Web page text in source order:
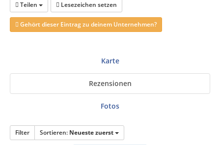
Teilen Lesezeichen setzen
Gehört dieser Eintrag zu deinem Unternehmen?
Karte
Rezensionen
Fotos
Filter Sortieren: Neueste zuerst